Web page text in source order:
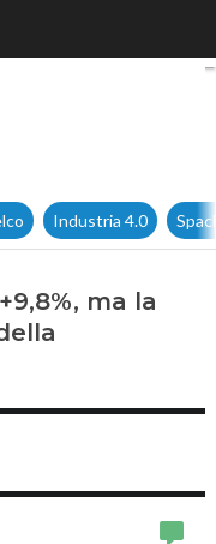
mondiale a
Industria 4.0
ma la